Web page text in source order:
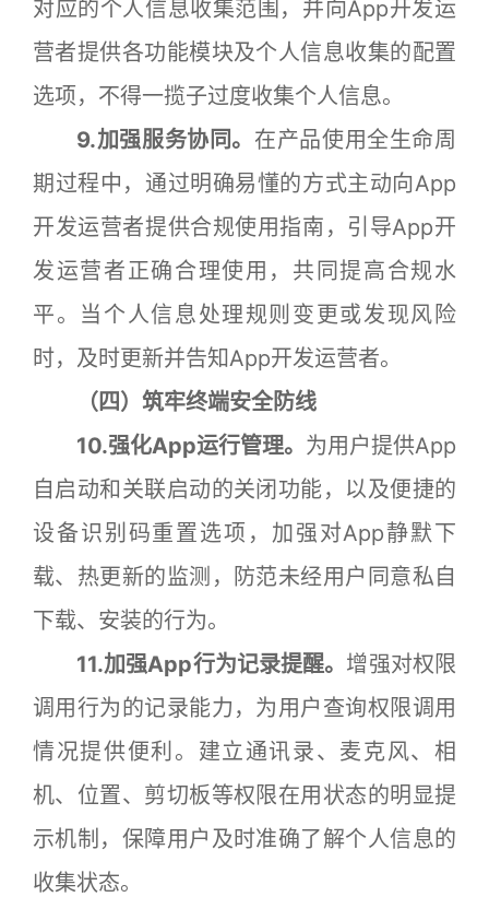
对应的个人信息收集范围，并向App开发运
营者提供各功能模块及个人信息收集的配置
选项，不得一揽子过度收集个人信息。
9.加强服务协同。 在产品使用全生命周
期过程中，通过明确易懂的方式主动向App
开发运营者提供合规使用指南，引导App开
发运营者正确合理使用，共同提高合规水
平。当个人信息处理规则变更或发现风险
时，及时更新并告知App开发运营者。
（四）筑牢终端安全防线
10.强化App运行管理。 为用户提供App
自启动和关联启动的关闭功能，以及便捷的
设备识别码重置选项，加强对App静默下
载、热更新的监测，防范未经用户同意私自
下载、安装的行为。
11.加强App行为记录提醒。 增强对权限
调用行为的记录能力，为用户查询权限调用
情况提供便利。建立通讯录、麦克风、相
机、位置、剪切板等权限在用状态的明显提
示机制，保障用户及时准确了解个人信息的
收集状态。